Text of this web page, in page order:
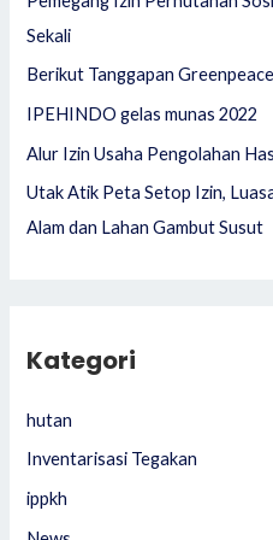
Sekali
Berikut Tanggapan
IPEHINDO gelas munas 2022
Alur Izin Usaha Pengolahan
Utak Atik Peta Setop Izin,
Alam dan Lahan Gambut Susut
Kategori
hutan
Inventarisasi Tegakan
ippkh